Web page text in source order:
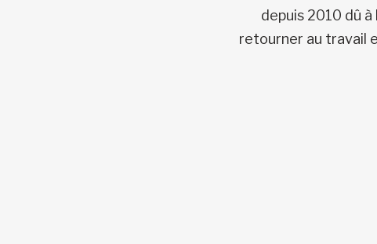
depuis 2010 dû
retourner au travail